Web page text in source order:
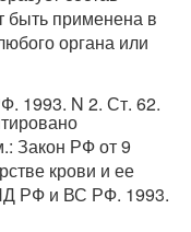
быть применена в
органа или
1993. N 2. Ст. 62.
Закон РФ от 9
крови и ее
РФ и ВС РФ. 1993.